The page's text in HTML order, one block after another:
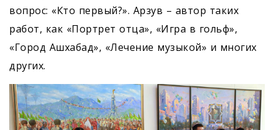
вопрос: «Кто первый?». Арзув – автор таких
работ, как «Портрет отца», «Игра в гольф»,
«Город Ашхабад», «Лечение музыкой» и многих
других.